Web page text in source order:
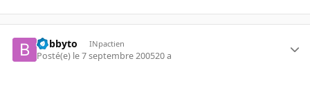
bobbyto INpactien
Posté(e) le 7 septembre 200520 a